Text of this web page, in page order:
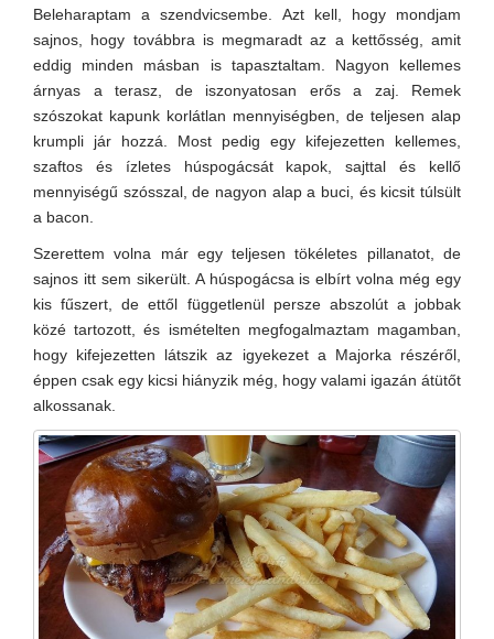
Beleharaptam a szendvicsembe. Azt kell, hogy mondjam
sajnos, hogy továbbra is megmaradt az a kettősség, amit
eddig minden másban is tapasztaltam. Nagyon kellemes
árnyas a terasz, de iszonyatosan erős a zaj. Remek
szószokat kapunk korlátlan mennyiségben, de teljesen alap
krumpli jár hozzá. Most pedig egy kifejezetten kellemes,
szaftos és ízletes húspogácsát kapok, sajttal és kellő
mennyiségű szósszal, de nagyon alap a buci, és kicsit túlsült
a bacon.
Szerettem volna már egy teljesen tökéletes pillanatot, de
sajnos itt sem sikerült. A húspogácsa is elbírt volna még egy
kis fűszert, de ettől függetlenül persze abszolút a jobbak
közé tartozott, és ismételten megfogalmaztam magamban,
hogy kifejezetten látszik az igyekezet a Majorka részéről,
éppen csak egy kicsi hiányzik még, hogy valami igazán átütőt
alkossanak.